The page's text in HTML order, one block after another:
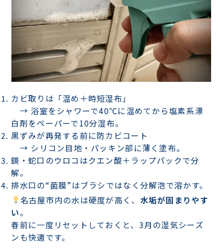
カビ取りは「温め＋時短湿布」
→ 浴室をシャワーで40℃に温めてから塩素系漂
白剤をペーパーで10分湿布。
黒ずみが再発する前に防カビコート
→ シリコン目地・パッキン部に薄く塗布。
鏡・蛇口のウロコはクエン酸＋ラップパックで分
解。
排水口の“菌膜”はブラシではなく分解泡で溶かす。
名古屋市内の水は硬度が高く、 水垢が固まりやす
い。
春前に一度リセットしておくと、3月の湿気シーズ
ンも快適です。